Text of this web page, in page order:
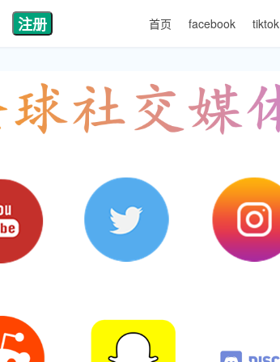
注册 首页 facebook tiktok